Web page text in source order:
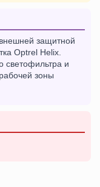
защитной
Optrel Helix.
светофильтра и
зоны